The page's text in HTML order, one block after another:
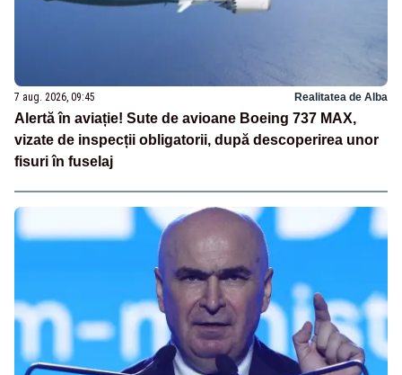
7 aug. 2026, 09:45 Realitatea de Alba
Alertă în aviație! Sute de avioane Boeing 737 MAX,
vizate de inspecții obligatorii, după descoperirea unor
fisuri în fuselaj